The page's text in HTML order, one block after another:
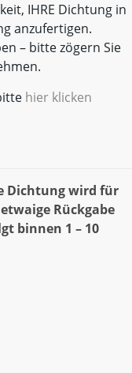
IHRE Dichtung in
anzufertigen.
– bitte zögern Sie
hier klicken
Dichtung wird für
Rückgabe
binnen 1 – 10